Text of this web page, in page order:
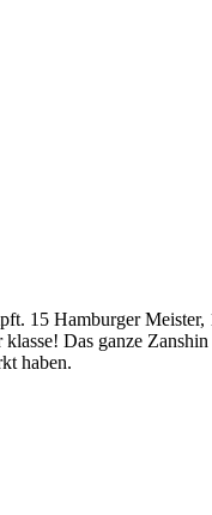
15 Hamburger
Das ganze
haben.